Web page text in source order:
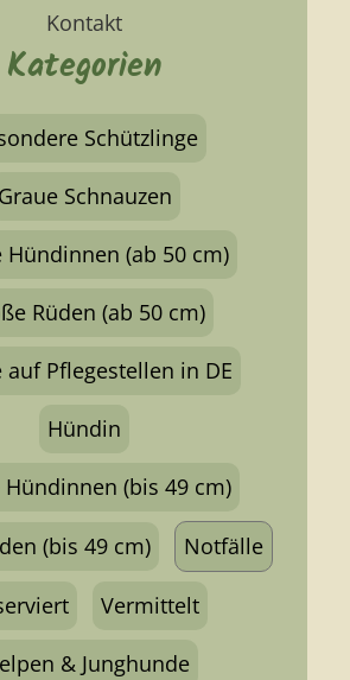
Kontakt
Kategorien
Schützlinge
Graue Schnauzen
Hündinnen (ab 50 cm)
Rüden (ab 50 cm)
auf Pflegestellen in DE
Hündin
Hündinnen (bis 49 cm)
(bis 49 cm) Notfälle
Vermittelt
& Junghunde